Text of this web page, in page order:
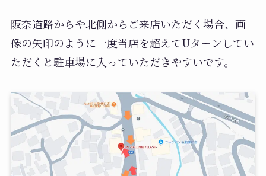
阪奈道路からや北側からご来店いただく場合、画
像の矢印のように一度当店を超えてUターンしてい
ただくと駐車場に入っていただきやすいです。